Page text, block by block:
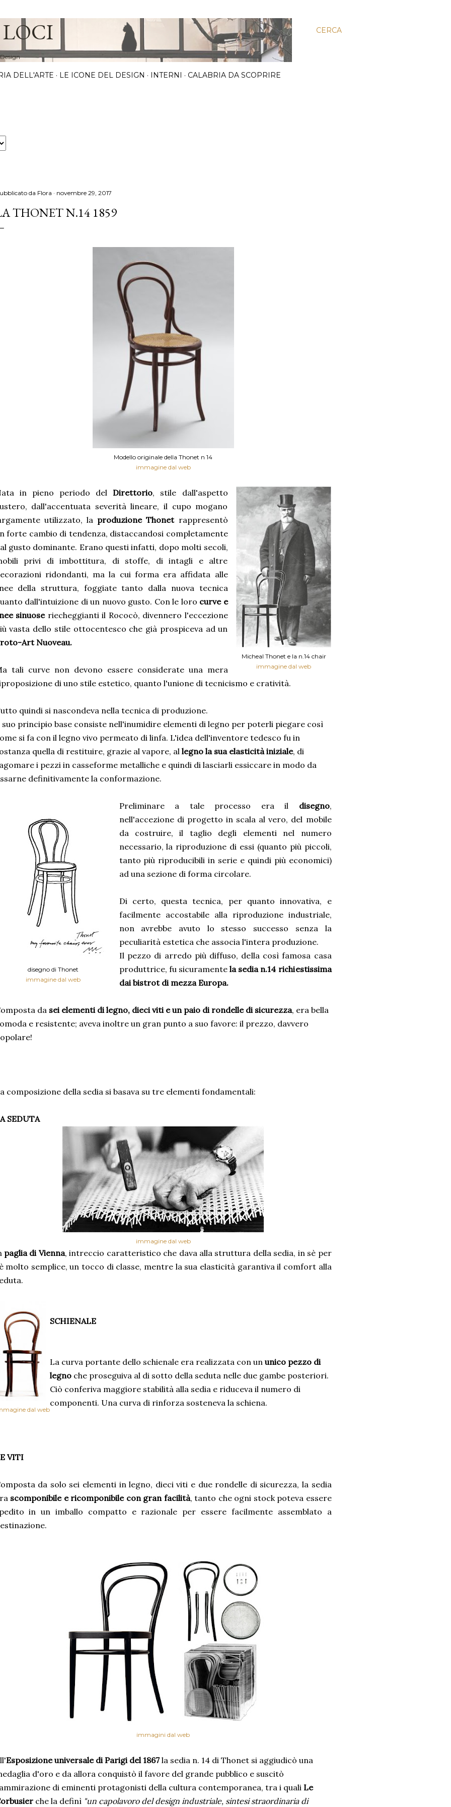
CERCA
DELL'ARTE LE ICONE DEL DESIGN INTERNI CALABRIA DA SCOPRIRE
da Flora novembre 29, 2017
THONET N.14 1859
Modello originale della Thonet n 14
immagine dal web
Micheal Thonet e la n.14 chair
immagine dal web
in pieno periodo delDirettorio, stile dall'aspetto
dall'accentuata severità lineare, il cupo mogano
utilizzato, laproduzione Thonetrappresentò
forte cambio di tendenza, distaccandosi completamente
gusto dominante. Erano questi infatti, dopo molti secoli,
privi di imbottitura, di stoffe, di intagli e altre
ridondanti, ma la cui forma era affidata alle
della struttura, foggiate tanto dalla nuova tecnica
dall'intuizione di un nuovo gusto. Con le loro curve e
sinuose riecheggianti il Rococò, divennero l'eccezione
vasta dello stile ottocentesco che già prospiceva ad un
Art Nuoveau.
tali curve non devono essere considerate una mera
di uno stile estetico, quanto l'unione di tecnicismo e cratività.
quindi si nascondeva nella tecnica di produzione.
suo principio base consiste nell'inumidire elementi di legno per poterli piegare così
si fa con il legno vivo permeato di linfa. L'idea dell'inventore tedesco fu in
quella di restituire, grazie al vapore, al legno la sua elasticità iniziale, di
i pezzi in casseforme metalliche e quindi di lasciarli essiccare in modo da
definitivamente la conformazione.
disegno di Thonet
immagine dal web
Preliminare a tale processo era il disegno,
nell'accezione di progetto in scala al vero, del mobile
da costruire, il taglio degli elementi nel numero
necessario, la riproduzione di essi (quanto più piccoli,
tanto più riproducibili in serie e quindi più economici)
ad una sezione di forma circolare.
Di certo, questa tecnica, per quanto innovativa, e
facilmente accostabile alla riproduzione industriale,
non avrebbe avuto lo stesso successo senza la
peculiarità estetica che associa l'intera produzione.
Il pezzo di arredo più diffuso, della così famosa casa
produttrice, fu sicuramente la sedia n.14 richiestissima
dai bistrot di mezza Europa.
da sei elementi di legno, dieci viti e un paio di rondelle di sicurezza, era bella
e resistente; aveva inoltre un gran punto a suo favore: il prezzo, davvero
composizione della sedia si basava su tre elementi fondamentali:
SEDUTA
immagine dal web
paglia di Vienna, intreccio caratteristico che dava alla struttura della sedia, in sè per
molto semplice, un tocco di classe, mentre la sua elasticità garantiva il comfort alla
dal web
SCHIENALE
La curva portante dello schienale era realizzata con ununico pezzo di
legno che proseguiva al di sotto della seduta nelle due gambe posteriori.
Ciò conferiva maggiore stabilità alla sedia e riduceva il numero di
componenti. Una curva di rinforza sosteneva la schiena.
VITI
da solo sei elementi in legno, dieci viti e due rondelle di sicurezza, la sedia
scomponibile e ricomponibile con gran facilità, tanto che ogni stock poteva essere
in un imballo compatto e razionale per essere facilmente assemblato a
immagini dal web
Esposizione universale di Parigi del 1867la sedia n. 14 di Thonet si aggiudicò una
d'oro e da allora conquistò il favore del grande pubblico e suscitò
di eminenti protagonisti della cultura contemporanea, tra i quali Le
che la definì "un capolavoro del design industriale, sintesi straordinaria di